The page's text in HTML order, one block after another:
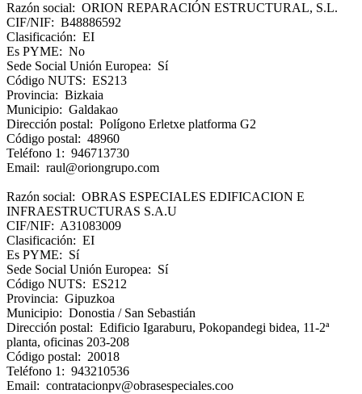
Razón social: ORION REPARACIÓN ESTRUCTURAL, S.L.
CIF/NIF: B48886592
Clasificación: EI
Es PYME: No
Sede Social Unión Europea: Sí
Código NUTS: ES213
Provincia: Bizkaia
Municipio: Galdakao
Dirección postal: Polígono Erletxe platforma G2
Código postal: 48960
Teléfono 1: 946713730
Email: raul@oriongrupo.com
Razón social: OBRAS ESPECIALES EDIFICACION E
INFRAESTRUCTURAS S.A.U
CIF/NIF: A31083009
Clasificación: EI
Es PYME: Sí
Sede Social Unión Europea: Sí
Código NUTS: ES212
Provincia: Gipuzkoa
Municipio: Donostia / San Sebastián
Dirección postal: Edificio Igaraburu, Pokopandegi bidea, 11-2ª
planta, oficinas 203-208
Código postal: 20018
Teléfono 1: 943210536
Email: contratacionpv@obrasespeciales.coo